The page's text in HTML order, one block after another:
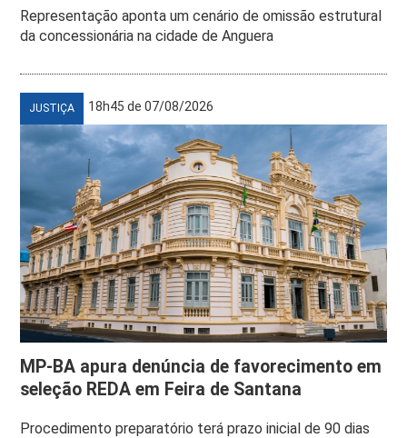
Representação aponta um cenário de omissão estrutural
da concessionária na cidade de Anguera
JUSTIÇA 18h45 de 07/08/2026
MP-BA apura denúncia de favorecimento em
seleção REDA em Feira de Santana
Procedimento preparatório terá prazo inicial de 90 dias